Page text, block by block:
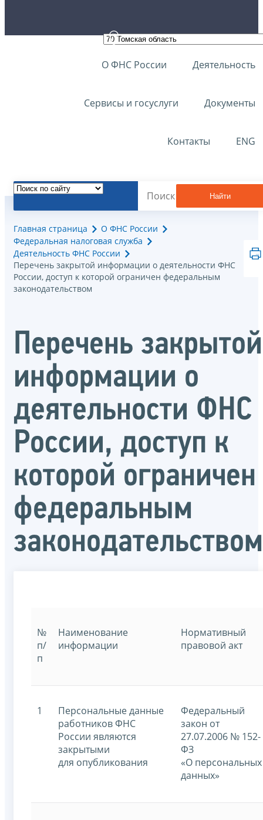
О ФНС России Деятельность
Сервисы и госуслуги Документы
Контакты ENG
Найти
Главная страница
О ФНС России
Федеральная налоговая служба
Деятельность ФНС России
Перечень закрытой информации о деятельности ФНС
России, доступ к которой ограничен федеральным
законодательством
Перечень закрытой
информации о
деятельности ФНС
России, доступ к
которой ограничен
федеральным
законодательством
№
п/
п
Наименование
информации
Нормативный
правовой акт
1
Персональные данные
работников ФНС
России являются
закрытыми
для опубликования
Федеральный
закон от
27.07.2006 № 152-
ФЗ
«О персональных
данных»